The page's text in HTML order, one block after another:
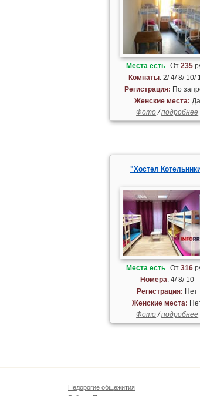
Места есть От235
Комнаты: 2/ 4/ 8/ 10/
Регистрация: По
Женские места: Да
Фото/подробнее
"Хостел
Места есть От316
Номера: 4/ 8/ 10
Регистрация: Нет
Женские места:
Фото/подробнее
Недорогие общежития